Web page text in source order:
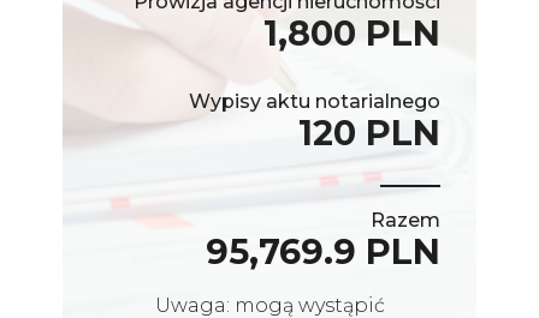
1,800 PLN
Wypisy aktu notarialnego
120 PLN
Razem
95,769.9 PLN
Uwaga: mogą wystąpić